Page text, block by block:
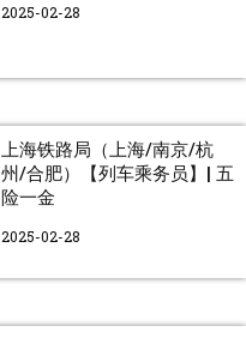
2025-02-28
上海铁路局（上海/南京/杭
州/合肥）【列车乘务员】| 五
险一金
2025-02-28